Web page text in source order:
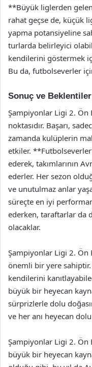
**Büyük liglerden
rahat geçse de, küçük
yapma potansiyeline
turlarda belirleyici
kendilerini göstermek
Bu da, futbolseverler
Sonuç ve Beklentiler
Şampiyonlar Ligi 2. Ön
noktasıdır. Başarı,
zamanda kulüplerin
etkiler.
ederek, takımlarının
ederler. Her sezon
ve unutulmaz anlar
süreçte en iyi
ederken, taraftarlar da
olacaklar.
Şampiyonlar Ligi 2. Ön
önemli bir yere sahiptir.
kendilerini
büyük bir heyecan
sürprizlerle dolu
ve her anı heyecan
Şampiyonlar Ligi 2. Ön
büyük bir heyecan